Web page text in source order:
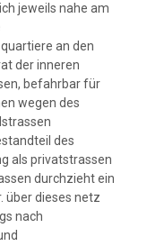
jeweils nahe am
an den
der inneren
befahrbar für
wegen des
des
als privatstrassen
durchzieht ein
über dieses netz
nach